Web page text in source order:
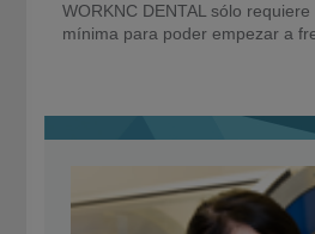
WORKNC DENTAL sólo
mínima para poder empezar a